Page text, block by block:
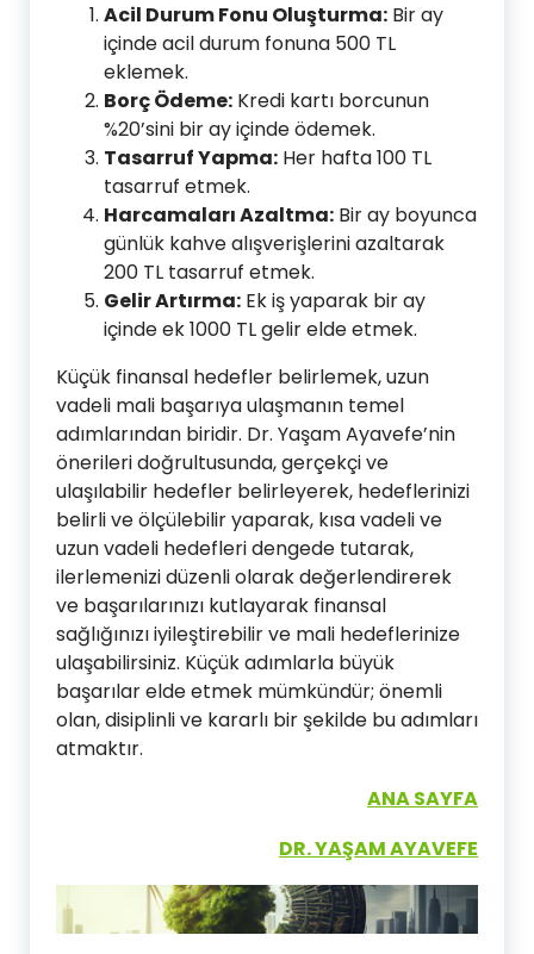
Acil Durum Fonu Oluşturma: Bir ay
içinde acil durum fonuna 500 TL
eklemek.
Borç Ödeme: Kredi kartı borcunun
%20’sini bir ay içinde ödemek.
Tasarruf Yapma: Her hafta 100 TL
tasarruf etmek.
Harcamaları Azaltma: Bir ay boyunca
günlük kahve alışverişlerini azaltarak
200 TL tasarruf etmek.
Gelir Artırma: Ek iş yaparak bir ay
içinde ek 1000 TL gelir elde etmek.
Küçük finansal hedefler belirlemek, uzun
vadeli mali başarıya ulaşmanın temel
adımlarından biridir. Dr. Yaşam Ayavefe’nin
önerileri doğrultusunda, gerçekçi ve
ulaşılabilir hedefler belirleyerek, hedeflerinizi
belirli ve ölçülebilir yaparak, kısa vadeli ve
uzun vadeli hedefleri dengede tutarak,
ilerlemenizi düzenli olarak değerlendirerek
ve başarılarınızı kutlayarak finansal
sağlığınızı iyileştirebilir ve mali hedeflerinize
ulaşabilirsiniz. Küçük adımlarla büyük
başarılar elde etmek mümkündür; önemli
olan, disiplinli ve kararlı bir şekilde bu adımları
atmaktır.
ANA SAYFA
DR. YAŞAM AYAVEFE